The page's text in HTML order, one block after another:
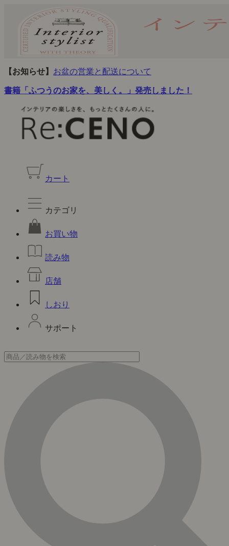
【お知らせ】 お盆の営業と配送について
書籍「ふつうのお家を、美しく。」発売しました！
カート
カテゴリ
お買い物
読み物
店舗
しおり
サポート